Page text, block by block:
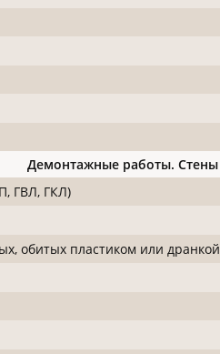
Демонтажные работы. Стены
ГВЛ, ГКЛ)
обитых пластиком или дранкой